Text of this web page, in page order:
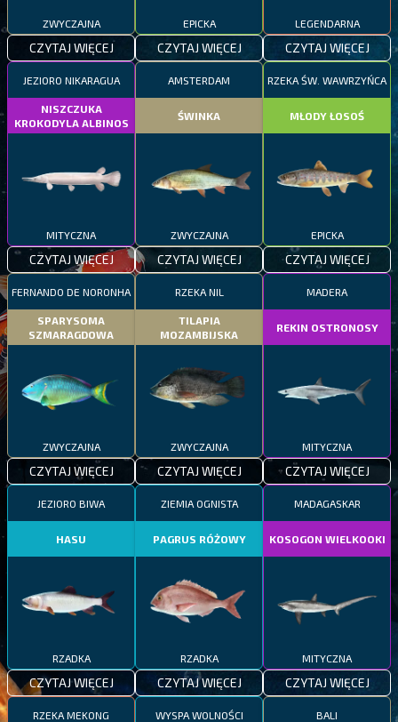
ZWYCZAJNA
CZYTAJ WIĘCEJ
EPICKA
CZYTAJ WIĘCEJ
LEGENDARNA
CZYTAJ WIĘCEJ
JEZIORO NIKARAGUA
NISZCZUKA
KROKODYLA ALBINOS
MITYCZNA
CZYTAJ WIĘCEJ
AMSTERDAM
ŚWINKA
ZWYCZAJNA
CZYTAJ WIĘCEJ
RZEKA ŚW. WAWRZYŃCA
MŁODY ŁOSOŚ
EPICKA
CZYTAJ WIĘCEJ
FERNANDO DE NORONHA
SPARYSOMA
SZMARAGDOWA
ZWYCZAJNA
CZYTAJ WIĘCEJ
RZEKA NIL
TILAPIA
MOZAMBIJSKA
ZWYCZAJNA
CZYTAJ WIĘCEJ
MADERA
REKIN OSTRONOSY
MITYCZNA
CZYTAJ WIĘCEJ
JEZIORO BIWA
HASU
RZADKA
CZYTAJ WIĘCEJ
ZIEMIA OGNISTA
PAGRUS RÓŻOWY
RZADKA
CZYTAJ WIĘCEJ
MADAGASKAR
KOSOGON WIELKOOKI
MITYCZNA
CZYTAJ WIĘCEJ
RZEKA MEKONG WYSPA WOLNOŚCI BALI